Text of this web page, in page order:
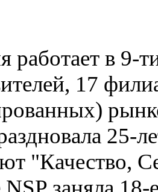
работает в 9-
17
25-
"Качество,